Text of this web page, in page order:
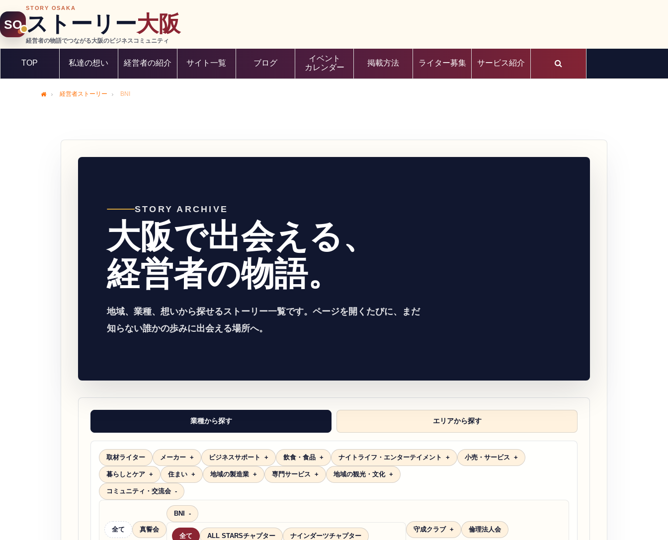
SO
STORY OSAKA
ストーリー大阪
経営者の物語でつながる大阪のビジネスコミュニティ
TOP 私達の想い 経営者の紹介 サイト一覧 ブログ
イベント
カレンダー
掲載方法 ライター募集 サービス紹介
経営者ストーリー BNI
STORY ARCHIVE
大阪で出会える、
経営者の物語。
地域、業種、想いから探せるストーリー一覧です。ページを開くたびに、まだ
知らない誰かの歩みに出会える場所へ。
業種から探す エリアから探す
取材ライター メーカー ビジネスサポート 飲食・食品 ナイトライフ・エンターテイメント 小売・サービス
暮らしとケア 住まい 地域の製造業 専門サービス 地域の観光・文化
コミュニティ・交流会
全て 真誓会
BNI
全て ALL STARSチャプター ナインダーツチャプター
守成クラブ 倫理法人会